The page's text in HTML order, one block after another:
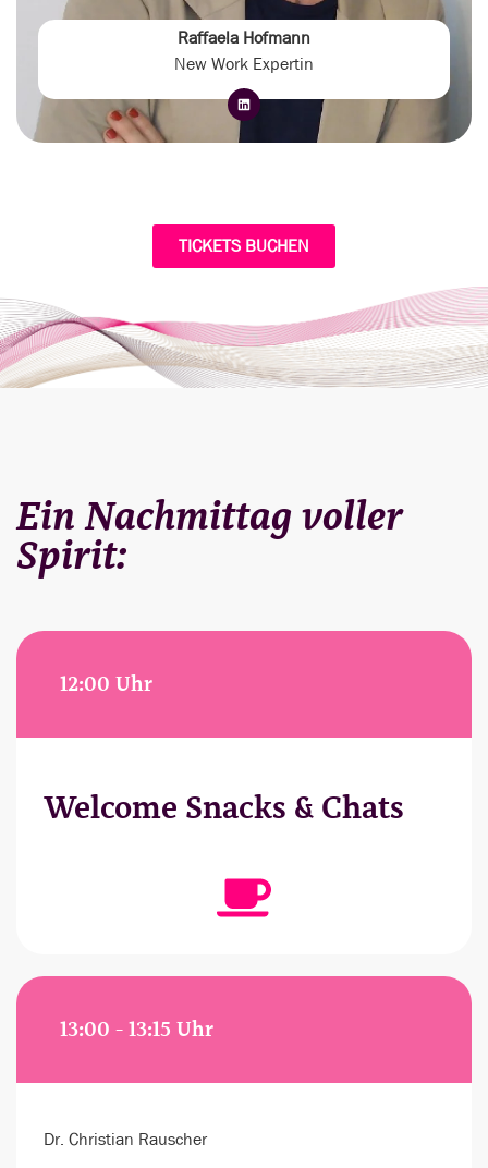
Raffaela Hofmann
New Work Expertin
TICKETS BUCHEN
Ein Nachmittag voller
Spirit:
12:00 Uhr
Welcome Snacks & Chats
13:00 - 13:15 Uhr
Dr. Christian Rauscher